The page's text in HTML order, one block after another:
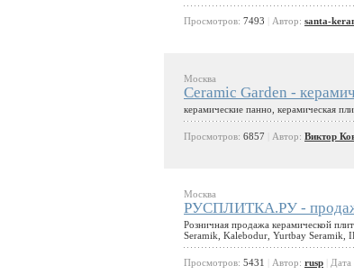
Просмотров: 7493 Автор: santa-
Москва
Ceramic Garden -
керамические панно, керамическая
Просмотров: 6857 Автор: Виктор
Москва
РУСПЛИТКА.РУ -
Розничная продажа керамической
Seramik, Kalebodur, Yurtbay Seramik,
Просмотров: 5431 Автор: rusp Дата